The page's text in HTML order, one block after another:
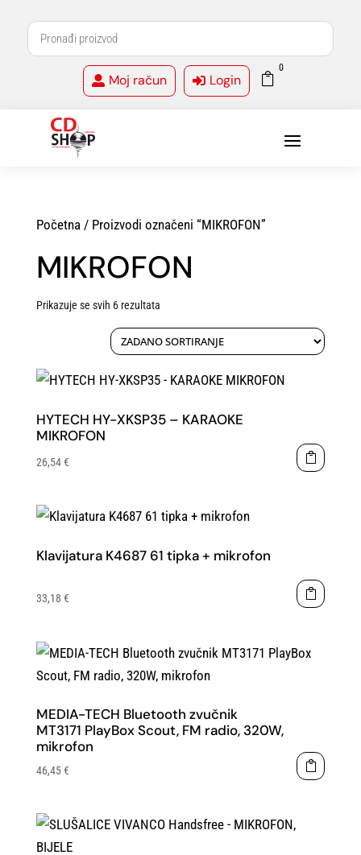
 Moj račun  Login 
0
Početna/ Proizvodi označeni “MIKROFON”
MIKROFON
Prikazuje se svih 6 rezultata
HYTECH HY-XKSP35 – KARAOKE
MIKROFON
26,54€
Klavijatura K4687 61 tipka + mikrofon
33,18 €
MEDIA-TECH Bluetooth zvučnik
MT3171 PlayBox Scout, FM radio, 320W,
mikrofon
46,45€